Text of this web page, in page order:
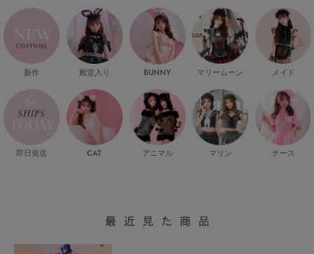
新作
即日発送
殿堂入り
CAT
BUNNY
アニマル
マリームーン
マリン
メイド
ナース